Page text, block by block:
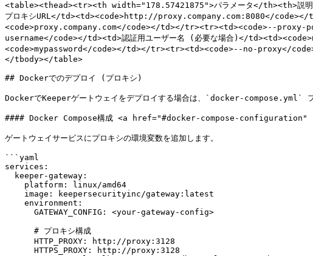
<table><thead><tr><th width="178.57421875">パラメータ</th><th>説
プロキシURL</td><td><code>http://proxy.company.com:8080</
<code>proxy.company.com</code></td></tr><tr><td><code>--proxy-
username</code></td><td>認証用ユーザー名 (必要な場合)</
<code>mypassword</code></td></tr><tr><td><code>--no-proxy</
</tbody></table>
## Dockerでのデプロイ (プロキシ)
DockerでKeeperゲートウェイをデプロイする場合は、`docker-compose.yml` フ
#### Docker Compose構成 <a href="#docker-compose-
ゲートウェイサービスにプロキシの環境変数を追加します。
```yaml
services: